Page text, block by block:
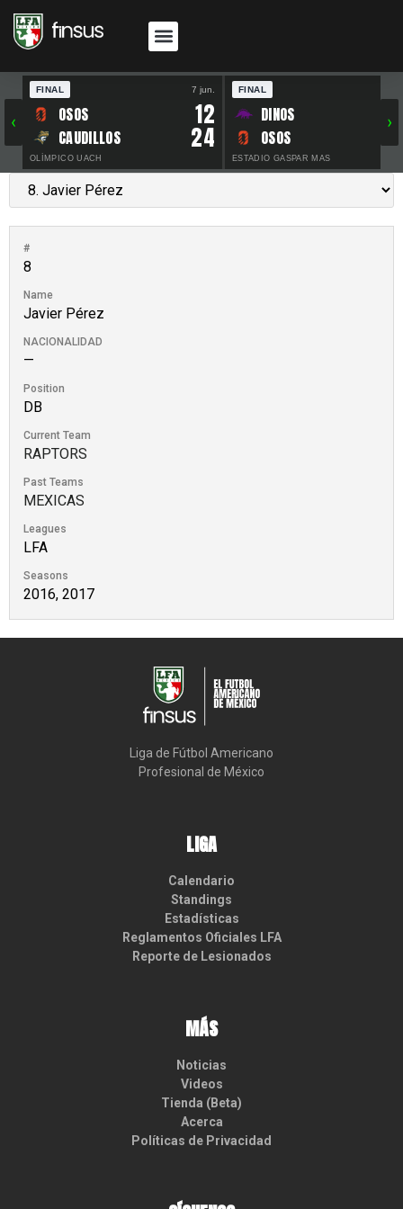
‹
FINAL 7 jun.
OSOS 12
CAUDILLOS 24
OLÍMPICO UACH
FINAL
DINOS
OSOS
ESTADIO GASPAR MAS
›
#
8
Name
Javier Pérez
NACIONALIDAD
—
Position
DB
Current Team
RAPTORS
Past Teams
MEXICAS
Leagues
LFA
Seasons
2016, 2017
Liga de Fútbol Americano
Profesional de México
LIGA
Calendario
Standings
Estadísticas
Reglamentos Oficiales LFA
Reporte de Lesionados
MÁS
Noticias
Videos
Tienda (Beta)
Acerca
Políticas de Privacidad